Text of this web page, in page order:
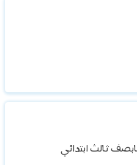
ثالث ابتدائي